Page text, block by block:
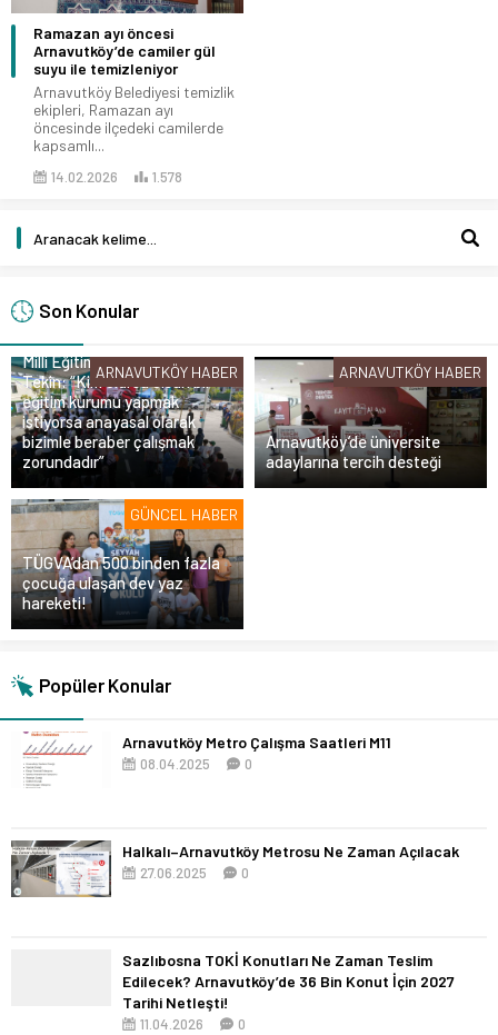
Ramazan ayı öncesi
Arnavutköy’de camiler gül
suyu ile temizleniyor
Arnavutköy Belediyesi temizlik
ekipleri, Ramazan ayı
öncesinde ilçedeki camilerde
kapsamlı...
14.02.2026 1.578
Son Konular
ARNAVUTKÖY HABER
Milli Eğitim Bakanı Yusuf
Tekin: “Kim olursa olsun bir
eğitim kurumu yapmak
istiyorsa anayasal olarak
bizimle beraber çalışmak
zorundadır”
ARNAVUTKÖY HABER
Arnavutköy’de üniversite
adaylarına tercih desteği
GÜNCEL HABER
TÜGVA’dan 500 binden fazla
çocuğa ulaşan dev yaz
hareketi!
Popüler Konular
Arnavutköy Metro Çalışma Saatleri M11
08.04.2025 0
Halkalı–Arnavutköy Metrosu Ne Zaman Açılacak
27.06.2025 0
Sazlıbosna TOKİ Konutları Ne Zaman Teslim
Edilecek? Arnavutköy’de 36 Bin Konut İçin 2027
Tarihi Netleşti!
11.04.2026 0